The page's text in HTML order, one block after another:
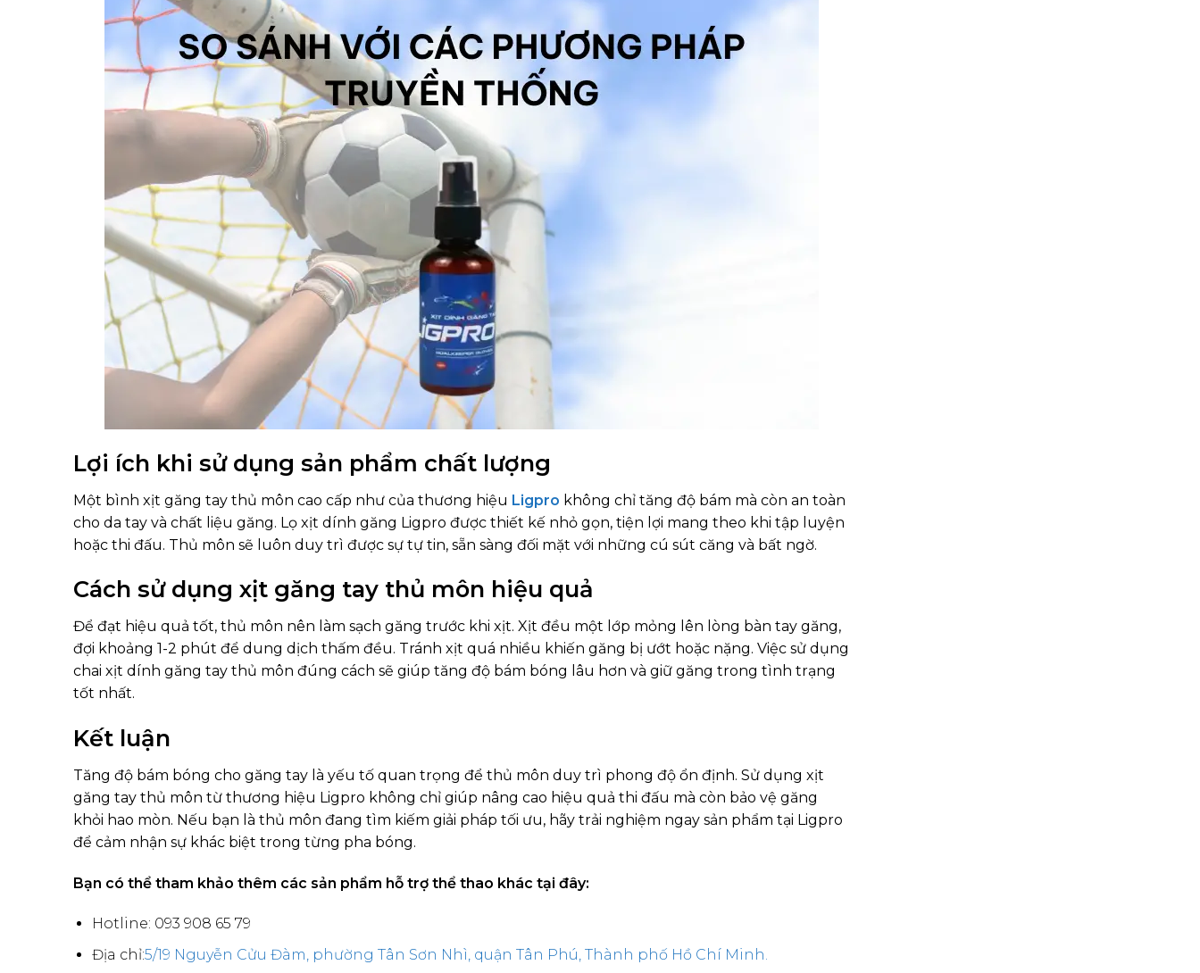
Lợi ích khi sử dụng sản phẩm chất lượng
Một bình xịt găng tay thủ môn cao cấp như của thương hiệu Ligpro không chỉ tăng độ bám mà còn an toàn
cho da tay và chất liệu găng. Lọ xịt dính găng Ligpro được thiết kế nhỏ gọn, tiện lợi mang theo khi tập luyện
hoặc thi đấu. Thủ môn sẽ luôn duy trì được sự tự tin, sẵn sàng đối mặt với những cú sút căng và bất ngờ.
Cách sử dụng xịt găng tay thủ môn hiệu quả
Để đạt hiệu quả tốt, thủ môn nên làm sạch găng trước khi xịt. Xịt đều một lớp mỏng lên lòng bàn tay găng,
đợi khoảng 1-2 phút để dung dịch thấm đều. Tránh xịt quá nhiều khiến găng bị ướt hoặc nặng. Việc sử dụng
chai xịt dính găng tay thủ môn đúng cách sẽ giúp tăng độ bám bóng lâu hơn và giữ găng trong tình trạng
tốt nhất.
Kết luận
Tăng độ bám bóng cho găng tay là yếu tố quan trọng để thủ môn duy trì phong độ ổn định. Sử dụng xịt
găng tay thủ môn từ thương hiệu Ligpro không chỉ giúp nâng cao hiệu quả thi đấu mà còn bảo vệ găng
khỏi hao mòn. Nếu bạn là thủ môn đang tìm kiếm giải pháp tối ưu, hãy trải nghiệm ngay sản phẩm tại Ligpro
để cảm nhận sự khác biệt trong từng pha bóng.
Bạn có thể tham khảo thêm các sản phẩm hỗ trợ thể thao khác tại đây:
Hotline: 093 908 65 79
Địa chỉ:5/19 Nguyễn Cửu Đàm, phường Tân Sơn Nhì, quận Tân Phú, Thành phố Hồ Chí Minh.